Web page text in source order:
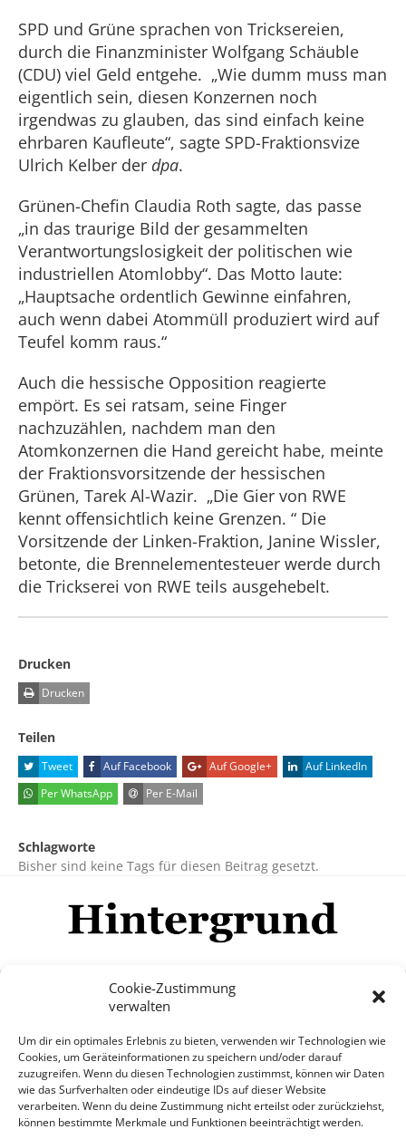
Cookie-Zustimmung
verwalten
Um dir ein optimales Erlebnis zu bieten, verwenden wir Technologien wie
Cookies, um Geräteinformationen zu speichern und/oder darauf
zuzugreifen. Wenn du diesen Technologien zustimmst, können wir Daten
wie das Surfverhalten oder eindeutige IDs auf dieser Website
verarbeiten. Wenn du deine Zustimmung nicht erteilst oder zurückziehst,
können bestimmte Merkmale und Funktionen beeinträchtigt werden.
SPD und Grüne sprachen von Tricksereien,
durch die Finanzminister Wolfgang Schäuble
(CDU) viel Geld entgehe. „Wie dumm muss man
eigentlich sein, diesen Konzernen noch
irgendwas zu glauben, das sind einfach keine
ehrbaren Kaufleute“, sagte SPD-Fraktionsvize
Ulrich Kelber der dpa.
Grünen-Chefin Claudia Roth sagte, das passe
„in das traurige Bild der gesammelten
Verantwortungslosigkeit der politischen wie
industriellen Atomlobby“. Das Motto laute:
„Hauptsache ordentlich Gewinne einfahren,
auch wenn dabei Atommüll produziert wird auf
Teufel komm raus.“
Auch die hessische Opposition reagierte
empört. Es sei ratsam, seine Finger
nachzuzählen, nachdem man den
Atomkonzernen die Hand gereicht habe, meinte
der Fraktionsvorsitzende der hessischen
Grünen, Tarek Al-Wazir. „Die Gier von RWE
kennt offensichtlich keine Grenzen. “ Die
Vorsitzende der Linken-Fraktion, Janine Wissler,
betonte, die Brennelementesteuer werde durch
die Trickserei von RWE teils ausgehebelt.
Drucken
Drucken
Teilen
Tweet Auf Facebook Auf Google+
Auf LinkedIn
Per WhatsApp
Per E-Mail
Schlagworte
Bisher sind keine Tags für diesen Beitrag gesetzt.
Mehr
© Copyright Hintergrund.de, 2015 - 2026